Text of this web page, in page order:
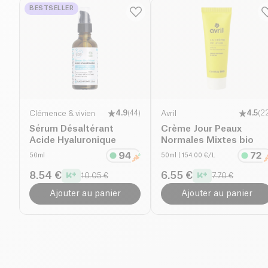
BESTSELLER
Clémence & vivien 4.9(44)
Sérum Désaltérant
Acide Hyaluronique
50ml
8.54 € 10.05 €
Ajouter au panier
Avril 4.5(
Crème Jour Peaux
Normales Mixtes bio
50ml | 154.00 €/L
6.55 € 7.70 €
Ajouter au panier